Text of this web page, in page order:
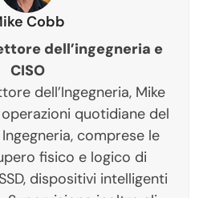
Cobb
dell’ingegneria e
CISO
dell’Ingegneria, Mike
quotidiane del
comprese le
fisico e logico di
dispositivi intelligenti